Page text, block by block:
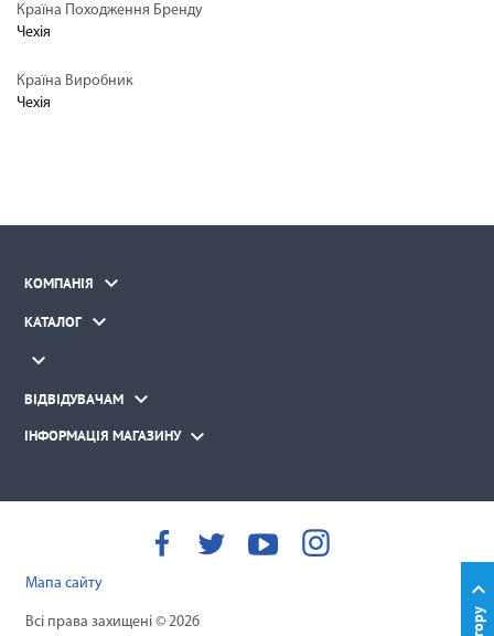
Країна Походження Бренду
Чехія
Країна Виробник
Чехія
Вгору

КОМПАНІЯ 
КАТАЛОГ 

ВІДВІДУВАЧАМ 
ІНФОРМАЦІЯ МАГАЗИНУ 
Мапа сайту
Всі права захищені © 2026